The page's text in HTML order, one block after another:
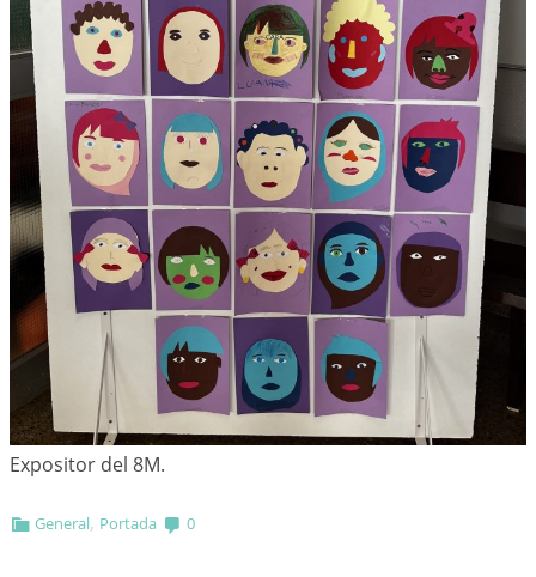
Expositor del 8M.
General, Portada 0